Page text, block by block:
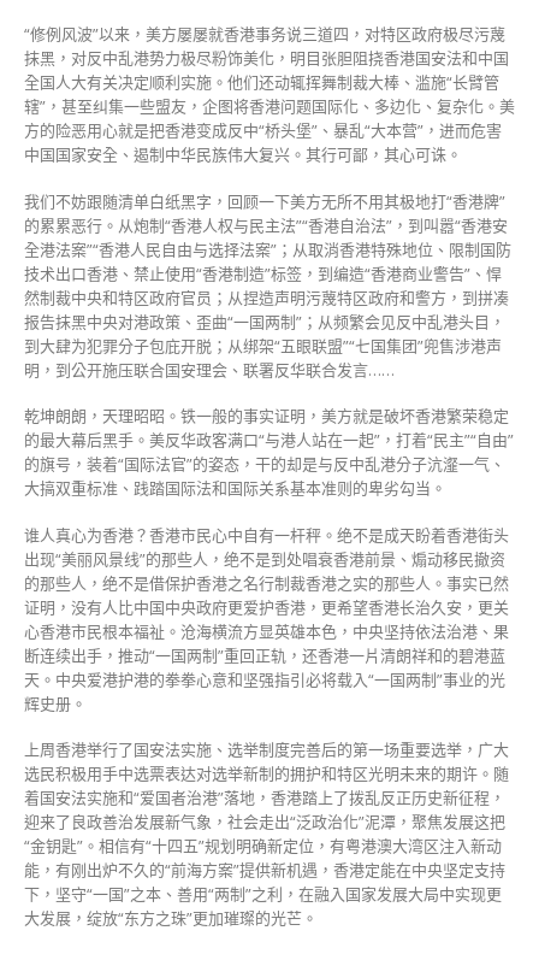
“修例风波”以来，美方屡屡就香港事务说三道四，对特区政府极尽污蔑
抹黑，对反中乱港势力极尽粉饰美化，明目张胆阻挠香港国安法和中国
全国人大有关决定顺利实施。他们还动辄挥舞制裁大棒、滥施“长臂管
辖”，甚至纠集一些盟友，企图将香港问题国际化、多边化、复杂化。美
方的险恶用心就是把香港变成反中“桥头堡”、暴乱“大本营”，进而危害
中国国家安全、遏制中华民族伟大复兴。其行可鄙，其心可诛。
我们不妨跟随清单白纸黑字，回顾一下美方无所不用其极地打“香港牌”
的累累恶行。从炮制“香港人权与民主法”“香港自治法”，到叫嚣“香港安
全港法案”“香港人民自由与选择法案”；从取消香港特殊地位、限制国防
技术出口香港、禁止使用“香港制造”标签，到编造“香港商业警告”、悍
然制裁中央和特区政府官员；从捏造声明污蔑特区政府和警方，到拼凑
报告抹黑中央对港政策、歪曲“一国两制”；从频繁会见反中乱港头目，
到大肆为犯罪分子包庇开脱；从绑架“五眼联盟”“七国集团”兜售涉港声
明，到公开施压联合国安理会、联署反华联合发言……
乾坤朗朗，天理昭昭。铁一般的事实证明，美方就是破坏香港繁荣稳定
的最大幕后黑手。美反华政客满口“与港人站在一起”，打着“民主”“自由”
的旗号，装着“国际法官”的姿态，干的却是与反中乱港分子沆瀣一气、
大搞双重标准、践踏国际法和国际关系基本准则的卑劣勾当。
谁人真心为香港？香港市民心中自有一杆秤。绝不是成天盼着香港街头
出现“美丽风景线”的那些人，绝不是到处唱衰香港前景、煽动移民撤资
的那些人，绝不是借保护香港之名行制裁香港之实的那些人。事实已然
证明，没有人比中国中央政府更爱护香港，更希望香港长治久安，更关
心香港市民根本福祉。沧海横流方显英雄本色，中央坚持依法治港、果
断连续出手，推动“一国两制”重回正轨，还香港一片清朗祥和的碧港蓝
天。中央爱港护港的拳拳心意和坚强指引必将载入“一国两制”事业的光
辉史册。
上周香港举行了国安法实施、选举制度完善后的第一场重要选举，广大
选民积极用手中选票表达对选举新制的拥护和特区光明未来的期许。随
着国安法实施和“爱国者治港”落地，香港踏上了拨乱反正历史新征程，
迎来了良政善治发展新气象，社会走出“泛政治化”泥潭，聚焦发展这把
“金钥匙”。相信有“十四五”规划明确新定位，有粤港澳大湾区注入新动
能，有刚出炉不久的“前海方案”提供新机遇，香港定能在中央坚定支持
下，坚守“一国”之本、善用“两制”之利，在融入国家发展大局中实现更
大发展，绽放“东方之珠”更加璀璨的光芒。